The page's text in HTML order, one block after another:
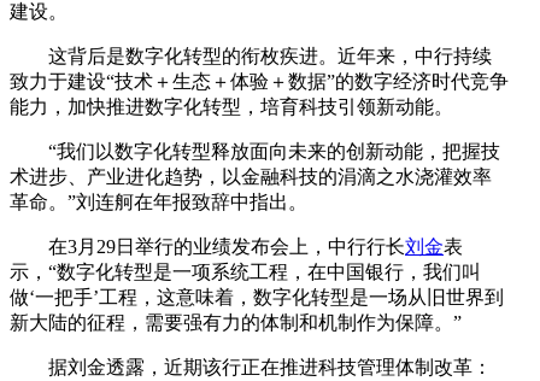
建设。
这背后是数字化转型的衔枚疾进。近年来，中行持续
致力于建设“技术＋生态＋体验＋数据”的数字经济时代竞争
能力，加快推进数字化转型，培育科技引领新动能。
“我们以数字化转型释放面向未来的创新动能，把握技
术进步、产业进化趋势，以金融科技的涓滴之水浇灌效率
革命。”刘连舸在年报致辞中指出。
在3月29日举行的业绩发布会上，中行行长刘金表
示，“数字化转型是一项系统工程，在中国银行，我们叫
做‘一把手’工程，这意味着，数字化转型是一场从旧世界到
新大陆的征程，需要强有力的体制和机制作为保障。”
据刘金透露，近期该行正在推进科技管理体制改革：